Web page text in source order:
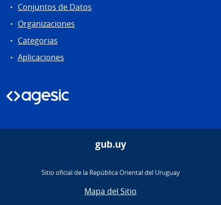
Conjuntos de Datos
Organizaciones
Categorias
Aplicaciones
gub.uy
Sitio oficial de la República Oriental del Uruguay
Mapa del Sitio